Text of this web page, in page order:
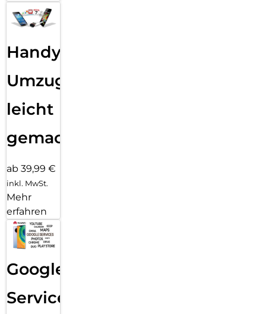
Handy
Umzug
leicht
gemacht!
ab 39,99 €
inkl. MwSt.
Mehr
erfahren
Google
Services